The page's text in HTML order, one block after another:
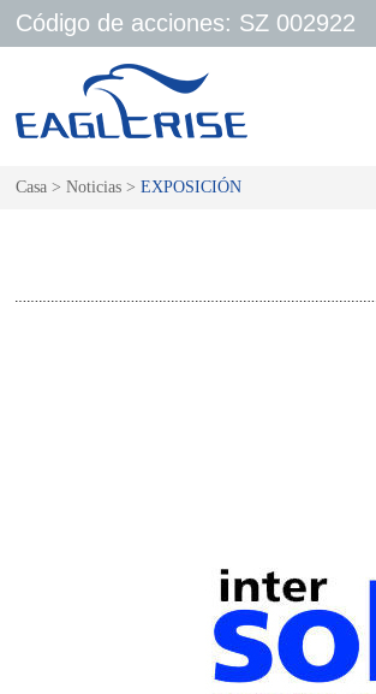
Código de acciones: SZ 002922
Casa> Noticias> EXPOSICIÓN